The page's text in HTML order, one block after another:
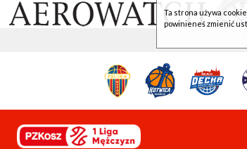
Ta strona używa
powinieneś zmienić